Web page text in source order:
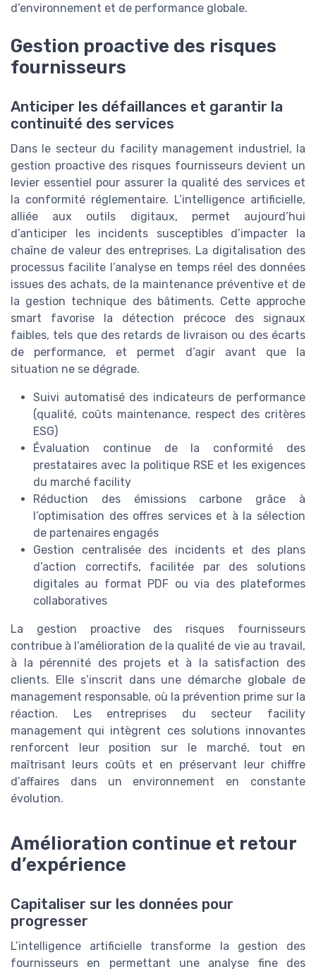
d’environnement et de performance globale.
Gestion proactive des risques
fournisseurs
Anticiper les défaillances et garantir la
continuité des services
Dans le secteur du facility management industriel, la
gestion proactive des risques fournisseurs devient un
levier essentiel pour assurer la qualité des services et
la conformité réglementaire. L’intelligence artificielle,
alliée aux outils digitaux, permet aujourd’hui
d’anticiper les incidents susceptibles d’impacter la
chaîne de valeur des entreprises. La digitalisation des
processus facilite l’analyse en temps réel des données
issues des achats, de la maintenance préventive et de
la gestion technique des bâtiments. Cette approche
smart favorise la détection précoce des signaux
faibles, tels que des retards de livraison ou des écarts
de performance, et permet d’agir avant que la
situation ne se dégrade.
Suivi automatisé des indicateurs de performance
(qualité, coûts maintenance, respect des critères
ESG)
Évaluation continue de la conformité des
prestataires avec la politique RSE et les exigences
du marché facility
Réduction des émissions carbone grâce à
l’optimisation des offres services et à la sélection
de partenaires engagés
Gestion centralisée des incidents et des plans
d’action correctifs, facilitée par des solutions
digitales au format PDF ou via des plateformes
collaboratives
La gestion proactive des risques fournisseurs
contribue à l’amélioration de la qualité de vie au travail,
à la pérennité des projets et à la satisfaction des
clients. Elle s’inscrit dans une démarche globale de
management responsable, où la prévention prime sur la
réaction. Les entreprises du secteur facility
management qui intègrent ces solutions innovantes
renforcent leur position sur le marché, tout en
maîtrisant leurs coûts et en préservant leur chiffre
d’affaires dans un environnement en constante
évolution.
Amélioration continue et retour
d’expérience
Capitaliser sur les données pour
progresser
L’intelligence artificielle transforme la gestion des
fournisseurs en permettant une analyse fine des